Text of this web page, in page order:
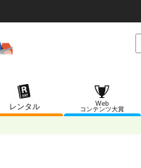
レンタル
Web
コンテンツ大賞